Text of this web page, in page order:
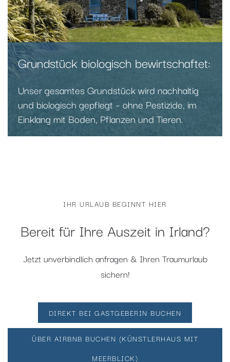
Grundstück biologisch bewirtschaftet:
Unser gesamtes Grundstück wird nachhaltig
und biologisch gepflegt – ohne Pestizide, im
Einklang mit Boden, Pflanzen und Tieren.
IHR URLAUB BEGINNT HIER
Bereit für Ihre Auszeit in Irland?
Jetzt unverbindlich anfragen & Ihren Traumurlaub
sichern!
DIREKT BEI GASTGEBERIN BUCHEN
ÜBER AIRBNB BUCHEN (KÜNSTLERHAUS MIT
MEERBLICK)